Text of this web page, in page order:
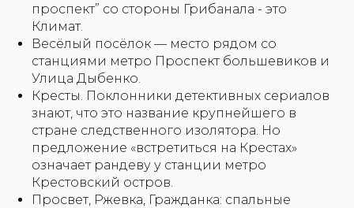
проспект” со стороны Грибанала - это
Климат.
Весёлый посёлок — место рядом со
станциями метро Проспект большевиков и
Улица Дыбенко.
Кресты. Поклонники детективных сериалов
знают, что это название крупнейшего в
стране следственного изолятора. Но
предложение «встретиться на Крестах»
означает рандеву у станции метро
Крестовский остров.
Просвет, Ржевка, Гражданка: спальные